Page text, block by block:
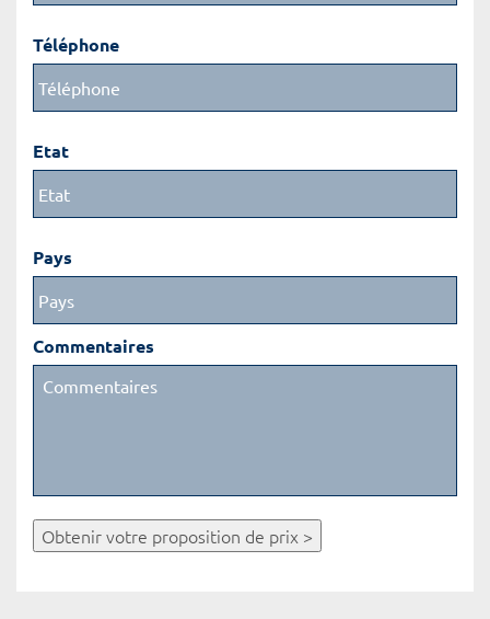
Téléphone
Etat
Pays
Commentaires
Obtenir votre proposition de prix >